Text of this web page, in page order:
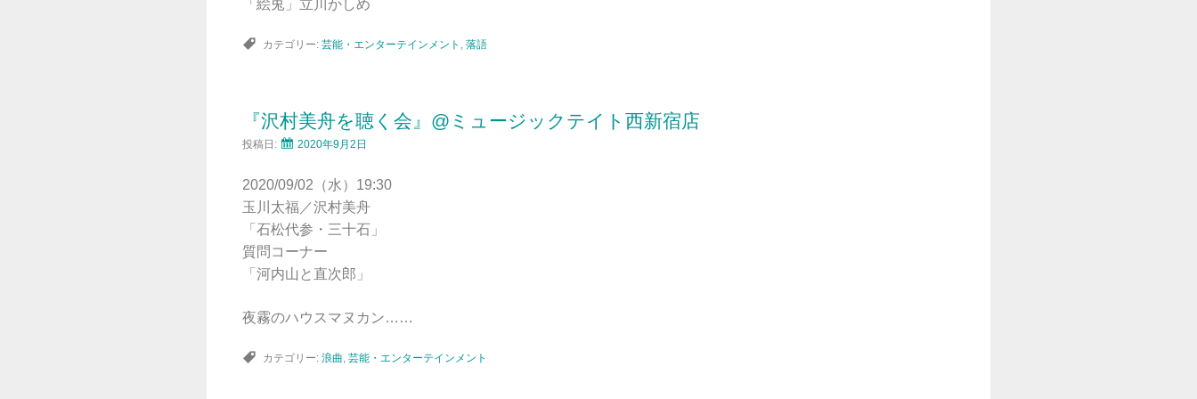
「絵兎」立川かしめ
カテゴリー: 芸能・エンターテインメント , 落語
『沢村美舟を聴く会』@ミュージックテイト西新宿店
投稿日: 2020年9月2日
2020/09/02（水）19:30
玉川太福／沢村美舟
「石松代参・三十石」
質問コーナー
「河内山と直次郎」
夜霧のハウスマヌカン……
カテゴリー: 浪曲 芸能・エンターテインメント